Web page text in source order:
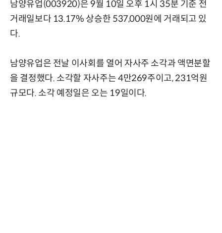
남양유업(003920)은 9월 10일 오후 1시 35분 기준 전
거래일보다 13.17% 상승한 537,000원에 거래되고 있
다.
남양유업은 전날 이사회를 열어 자사주 소각과 액면분할
을 결정했다. 소각할 자사주는 4만269주이고, 231억원
규모다. 소각 예정일은 오는 19일이다.